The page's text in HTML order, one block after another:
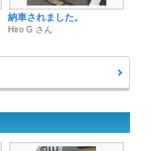
納車されました。
Hiro G さん